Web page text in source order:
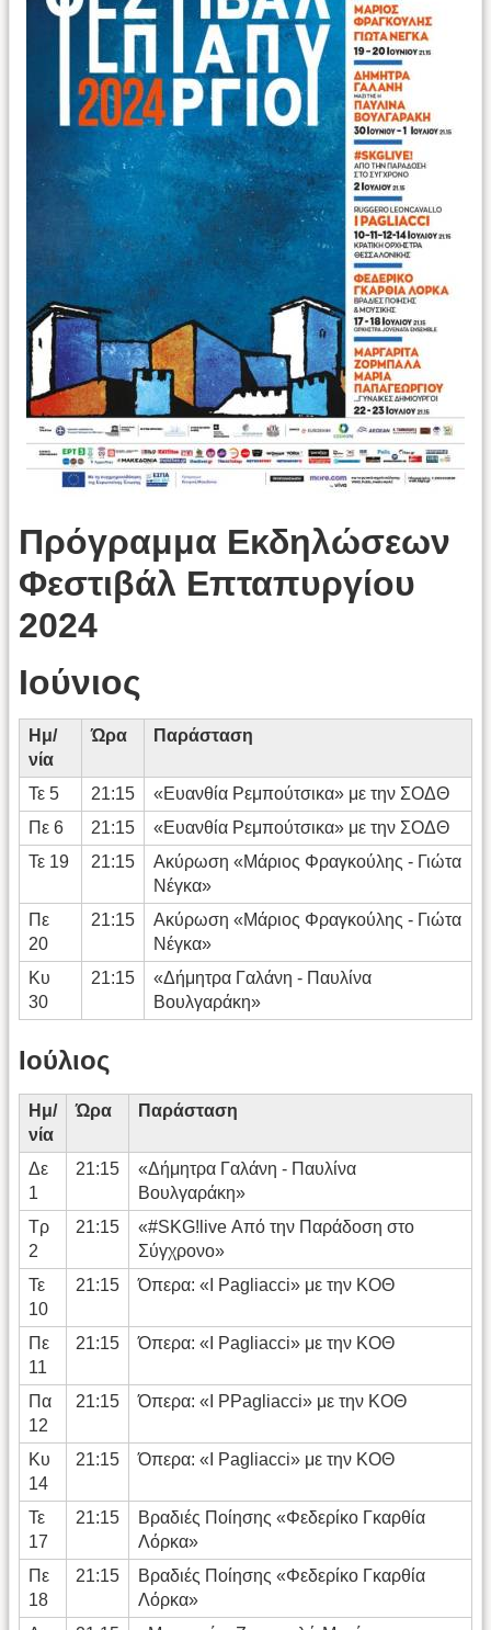
Πρόγραμμα Εκδηλώσεων
Φεστιβάλ Επταπυργίου
2024
Ιούνιος
Ημ/
νία
Ώρα Παράσταση
Τε 5 21:15
«Ευανθία Ρεμπούτσικα» με την ΣΟΔΘ
Πε 6
21:15
«Ευανθία Ρεμπούτσικα» με την ΣΟΔΘ
Τε 19
21:15
Ακύρωση «Μάριος Φραγκούλης - Γιώτα
Νέγκα»
Πε
20
21:15
Ακύρωση «Μάριος Φραγκούλης - Γιώτα
Νέγκα»
Κυ
30
21:15
«Δήμητρα Γαλάνη - Παυλίνα
Βουλγαράκη»
Ιούλιος
Ημ/
νία
Ώρα Παράσταση
Δε
1
21:15
«Δήμητρα Γαλάνη - Παυλίνα
Βουλγαράκη»
Τρ
2
21:15
«#SKG!live Από την Παράδοση στο
Σύγχρονο»
Τε
10
21:15 Όπερα: «I Pagliacci» με την ΚΟΘ
Πε
11
21:15 Όπερα: «I Pagliacci» με την ΚΟΘ
Πα
12
21:15 Όπερα: «I PPagliacci» με την ΚΟΘ
Κυ
14
21:15 Όπερα: «I Pagliacci» με την ΚΟΘ
Τε
17
21:15
Βραδιές Ποίησης «Φεδερίκο Γκαρθία
Λόρκα»
Πε
18
21:15
Βραδιές Ποίησης «Φεδερίκο Γκαρθία
Λόρκα»